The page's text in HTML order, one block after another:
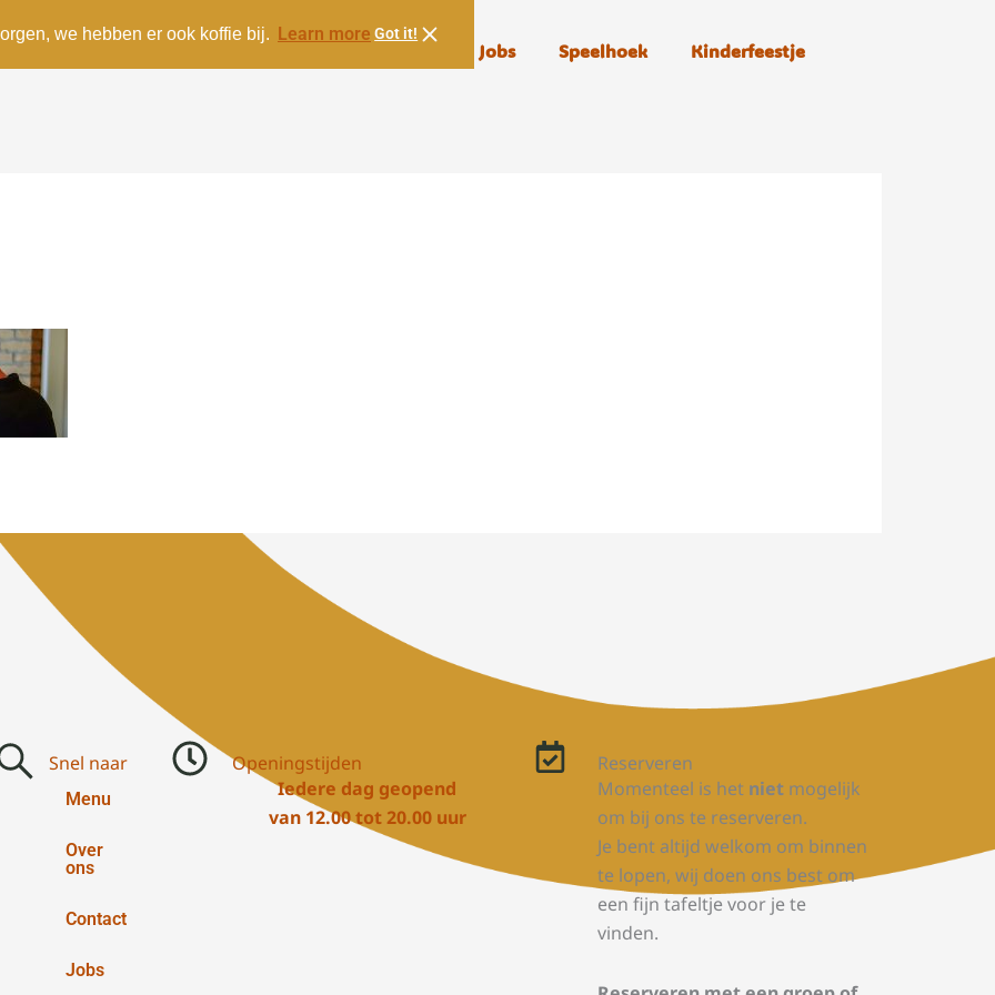
we hebben er ook koffie bij. Learn more Got it!
Over ons Jobs Speelhoek Kinderfeestje
Snel naar
Menu
Over
ons
Contact
Jobs
Openingstijden
Iedere dag geopend
van 12.00 tot 20.00 uur
Reserveren
Momenteel is het niet mogelijk
om bij ons te reserveren.
Je bent altijd welkom om binnen
te lopen, wij doen ons best om
een fijn tafeltje voor je te
vinden.